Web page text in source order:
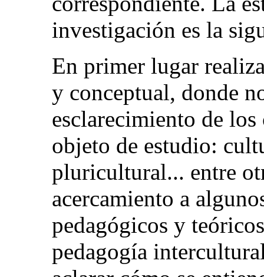
investigación es la
En primer lugar
y conceptual, donde
esclarecimiento de
objeto de estudio:
pluricultural... entre
acercamiento a
pedagógicos y
pedagogía